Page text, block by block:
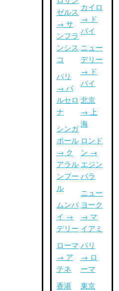
ゼルス
→ サ
ンフラ
ンシス
コ
パリ
→ バ
ルセロ
ナ
シンガ
ポール
→ ク
アラル
ンプー
ル
ムンバ
イ →
デリー
ローマ
→ ア
テネ
香港
カイロ
→ ド
バイ
ニュー
デリー
→ ド
バイ
北京
→ 上
海
ロンド
ン →
エジン
バラ
ニュー
ヨーク
→ マ
イアミ
パリ
→ ロ
ーマ
東京